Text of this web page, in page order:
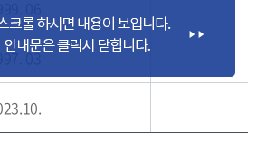
03